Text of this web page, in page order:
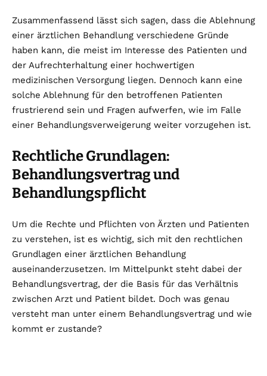
Zusammenfassend lässt sich sagen, dass die Ablehnung
einer ärztlichen Behandlung verschiedene Gründe
haben kann, die meist im Interesse des Patienten und
der Aufrechterhaltung einer hochwertigen
medizinischen Versorgung liegen. Dennoch kann eine
solche Ablehnung für den betroffenen Patienten
frustrierend sein und Fragen aufwerfen, wie im Falle
einer Behandlungsverweigerung weiter vorzugehen ist.
Rechtliche Grundlagen:
Behandlungsvertrag und
Behandlungspflicht
Um die Rechte und Pflichten von Ärzten und Patienten
zu verstehen, ist es wichtig, sich mit den rechtlichen
Grundlagen einer ärztlichen Behandlung
auseinanderzusetzen. Im Mittelpunkt steht dabei der
Behandlungsvertrag, der die Basis für das Verhältnis
zwischen Arzt und Patient bildet. Doch was genau
versteht man unter einem Behandlungsvertrag und wie
kommt er zustande?